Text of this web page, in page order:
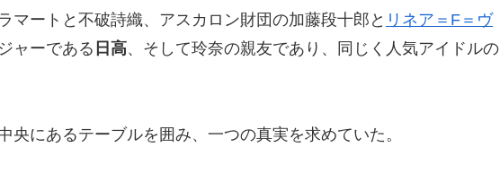
ートと不破詩織、アスカロン財団の加藤段十郎と リネア＝F＝ヴ
ャーである 日高、そして玲奈の親友であり、同じく人気アイドルの
にあるテーブルを囲み、一つの真実を求めていた。